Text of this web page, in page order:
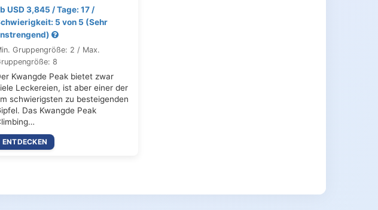
USD 3,845 / Tage: 17 /
5 von 5 (Sehr
Gruppengröße: 2 / Max.
8
Kwangde Peak bietet zwar
Leckereien, ist aber einer der
schwierigsten zu besteigenden
Das Kwangde Peak
ENTDECKEN